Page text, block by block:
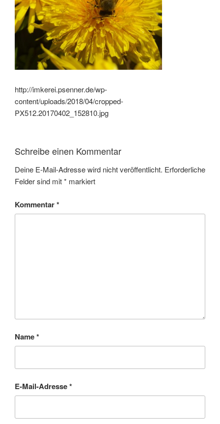
http://imkerei.psenner.de/wp-
content/uploads/2018/04/cropped-
PX512.20170402_152810.jpg
Schreibe einen Kommentar
Deine E-Mail-Adresse wird nicht veröffentlicht. Erforderliche
Felder sind mit* markiert
Kommentar*
Name*
E-Mail-Adresse*